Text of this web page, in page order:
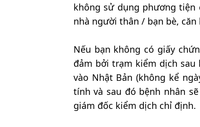
không sử dụng phương tiện
nhà người thân / bạn bè,
Nếu bạn không có giấy
đảm bởi trạm kiểm dịch sau
vào Nhật Bản (không kể
tính và sau đó bệnh nhân
giám đốc kiểm dịch chỉ định.